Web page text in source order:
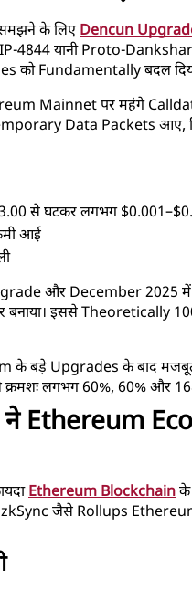
के लिए Dencun
4844 यानी Proto-
को Fundamentally बदल
Mainnet पर महंगे
Data Packets
से घटकर लगभग
आई
और December 2025 में
इससे Theoretically
के बड़े Upgrades के बाद
लगभग 60%, 60% और
Ethereum
Ethereum Blockchain के
जैसे Rollups